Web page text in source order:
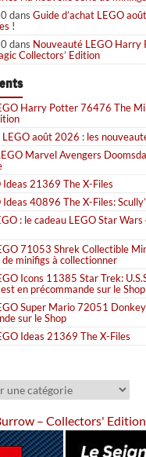
dans Guide d’achat LEGO
!
dans Nouveauté LEGO
Collectors’ Edition
Harry Potter 76476 The
LEGO août 2026 : les
Marvel Avengers
Ideas 21369 The X-Files
40896 The X-Files:
: le cadeau LEGO Star
71053 Shrek Collectible
minifigs à collectionner
Icons 11385 Star Trek:
en précommande sur le Shop
Super Mario 72051
sur le Shop
Ideas 21369 The X-Files